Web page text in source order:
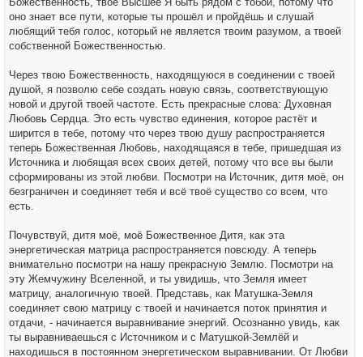
оно знает все пути, которые ты прошёл и пройдёшь и слушай
любящий тебя голос, который не является твоим разумом, а твоей
собственной Божественностью.
Через твою Божественность, находящуюся в соединении с твоей
душой, я позволю себе создать новую связь, соответствующую
новой и другой твоей частоте. Есть прекрасные слова: Духовная
Любовь Сердца. Это есть чувство единения, которое растёт и
ширится в тебе, потому что через твою душу распространяется
теперь Божественная Любовь, находящаяся в тебе, пришедшая из
Источника и любящая всех своих детей, потому что все вы были
сформированы из этой любви. Посмотри на Источник, дитя моё, он
безграничен и соединяет тебя и всё твоё существо со всем, что
есть.
Почувствуй, дитя моё, моё Божественное Дитя, как эта
энергетическая матрица распространяется повсюду. А теперь
внимательно посмотри на нашу прекрасную Землю. Посмотри на
эту Жемчужину Вселенной, и ты увидишь, что Земля имеет
матрицу, аналогичную твоей. Представь, как Матушка-Земля
соединяет свою матрицу с твоей и начинается поток принятия и
отдачи, - начинается выравнивание энергий. Осознанно увидь, как
ты выравниваешься с Источником и с Матушкой-Землёй и
находишься в постоянном энергетическом выравнивании. От Любви